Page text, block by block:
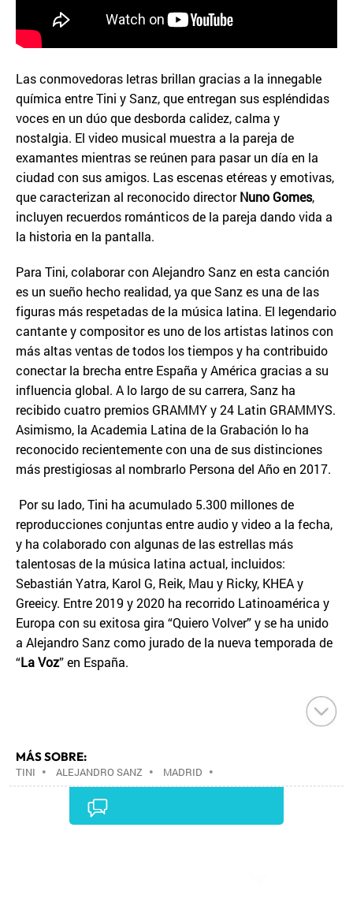
Las conmovedoras letras brillan gracias a la innegable
química entre Tini y Sanz, que entregan sus espléndidas
voces en un dúo que desborda calidez, calma y
nostalgia. El video musical muestra a la pareja de
examantes mientras se reúnen para pasar un día en la
ciudad con sus amigos. Las escenas etéreas y emotivas,
que caracterizan al reconocido directorNuno Gomes,
incluyen recuerdos románticos de la pareja dando vida a
la historia en la pantalla.
Para Tini, colaborar con Alejandro Sanz en esta canción
es un sueño hecho realidad, ya que Sanz es una de las
figuras más respetadas de la música latina. El legendario
cantante y compositor es uno de los artistas latinos con
más altas ventas de todos los tiempos y ha contribuido
conectar la brecha entre España y América gracias a su
influencia global. A lo largo de su carrera, Sanz ha
recibido cuatro premios GRAMMY y 24 Latin GRAMMYS.
Asimismo, la Academia Latina de la Grabación lo ha
reconocido recientemente con una de sus distinciones
más prestigiosas al nombrarlo Persona del Año en 2017.
Por su lado, Tini ha acumulado 5.300 millones de
reproducciones conjuntas entre audio y video a la fecha,
y ha colaborado con algunas de las estrellas más
talentosas de la música latina actual, incluidos:
Sebastián Yatra, Karol G, Reik, Mau y Ricky, KHEA y
Greeicy. Entre 2019 y 2020 ha recorrido Latinoamérica y
Europa con su exitosa gira “Quiero Volver” y se ha unido
a Alejandro Sanz como jurado de la nueva temporada de
“La Voz” en España.
MÁS SOBRE:
TINI • ALEJANDRO SANZ • MADRID •
COMUNIDAD DE MADRID•ESPAÑA•